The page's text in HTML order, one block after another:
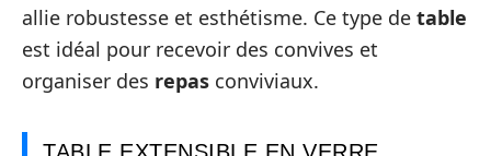
allie robustesse et esthétisme. Ce type de table
est idéal pour recevoir des convives et
organiser des repas conviviaux.